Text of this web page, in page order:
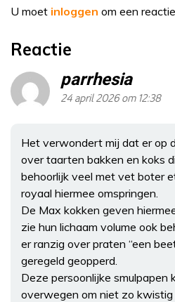
U moet inloggen om een
Reactie
parrhesia
24 april 2026 om 12:38
Het verwondert mij dat er op
over taarten bakken en koks
behoorlijk veel met vet boter
royaal hiermee omspringen.
De Max kokken geven
zie hun lichaam volume ook
er ranzig over praten “een
geregeld geopperd.
Deze persoonlijke smulpapen
overwegen om niet zo